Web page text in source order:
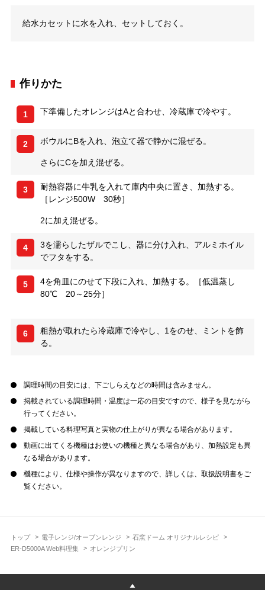
トップ 電子レンジ/オーブンレンジ
石窯ドーム オリジナルレシピ
ER-D5000A Web料理集
オレンジプリン
給水カセットに水を入れ、セットしておく。
作りかた
1 下準備したオレンジはAと合わせ、冷蔵庫で冷やす。
2 ボウルにBを入れ、泡立て器で静かに混ぜる。
さらにCを加え混ぜる。
3
耐熱容器に牛乳を入れて庫内中央に置き、加熱する。
［レンジ500W 30秒］
2に加え混ぜる。
4
3を濡らしたザルでこし、器に分け入れ、アルミホイル
でフタをする。
5
4を角皿にのせて下段に入れ、加熱する。［低温蒸し
80℃ 20～25分］
6
粗熱が取れたら冷蔵庫で冷やし、1をのせ、ミントを飾
る。
調理時間の目安には、下ごしらえなどの時間は含みません。
掲載されている調理時間・温度は一応の目安ですので、様子を見ながら
行ってください。
掲載している料理写真と実物の仕上がりが異なる場合があります。
動画に出てくる機種はお使いの機種と異なる場合があり、加熱設定も異
なる場合があります。
機種により、仕様や操作が異なりますので、詳しくは、取扱説明書をご
覧ください。